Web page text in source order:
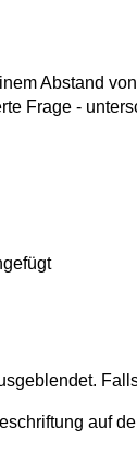
Abstand
Frage -
auf